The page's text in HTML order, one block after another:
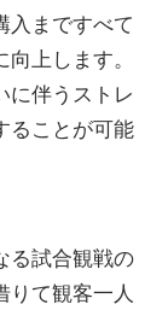
入まですべて
上します。
に伴うストレ
ることが可能
る試合観戦の
て観客一人